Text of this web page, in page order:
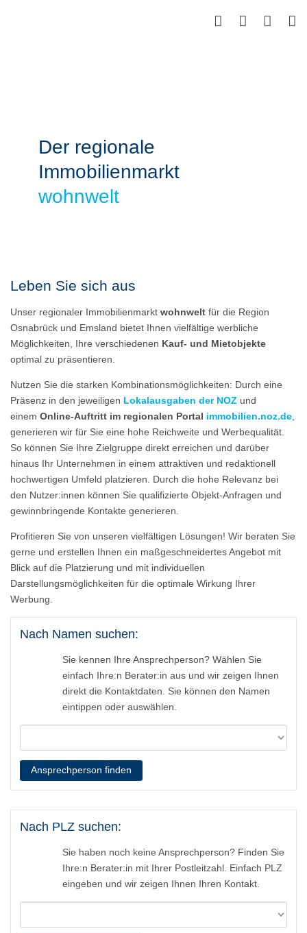
Der regionale
Immobilienmarkt
wohnwelt
Leben Sie sich aus
Unser regionaler Immobilienmarkt wohnwelt für die Region
Osnabrück und Emsland bietet Ihnen vielfältige werbliche
Möglichkeiten, Ihre verschiedenen Kauf- und Mietobjekte
optimal zu präsentieren.
Nutzen Sie die starken Kombinationsmöglichkeiten: Durch eine
Präsenz in den jeweiligen Lokalausgaben der NOZ und
einem Online-Auftritt im regionalen Portal immobilien.noz.de
generieren wir für Sie eine hohe Reichweite und Werbequalität.
So können Sie Ihre Zielgruppe direkt erreichen und darüber
hinaus Ihr Unternehmen in einem attraktiven und redaktionell
hochwertigen Umfeld platzieren. Durch die hohe Relevanz bei
den Nutzer:innen können Sie qualifizierte Objekt-Anfragen und
gewinnbringende Kontakte generieren.
Profitieren Sie von unseren vielfältigen Lösungen! Wir beraten Sie
gerne und erstellen Ihnen ein maßgeschneidertes Angebot mit
Blick auf die Platzierung und mit individuellen
Darstellungsmöglichkeiten für die optimale Wirkung Ihrer
Werbung.
Nach Namen suchen:
Sie kennen Ihre Ansprechperson? Wählen Sie
einfach Ihre:n Berater:in aus und wir zeigen Ihnen
direkt die Kontaktdaten. Sie können den Namen
eintippen oder auswählen.
Ansprechperson finden
Nach PLZ suchen:
Sie haben noch keine Ansprechperson? Finden Sie
Ihre:n Berater:in mit Ihrer Postleitzahl. Einfach PLZ
eingeben und wir zeigen Ihnen Ihren Kontakt.